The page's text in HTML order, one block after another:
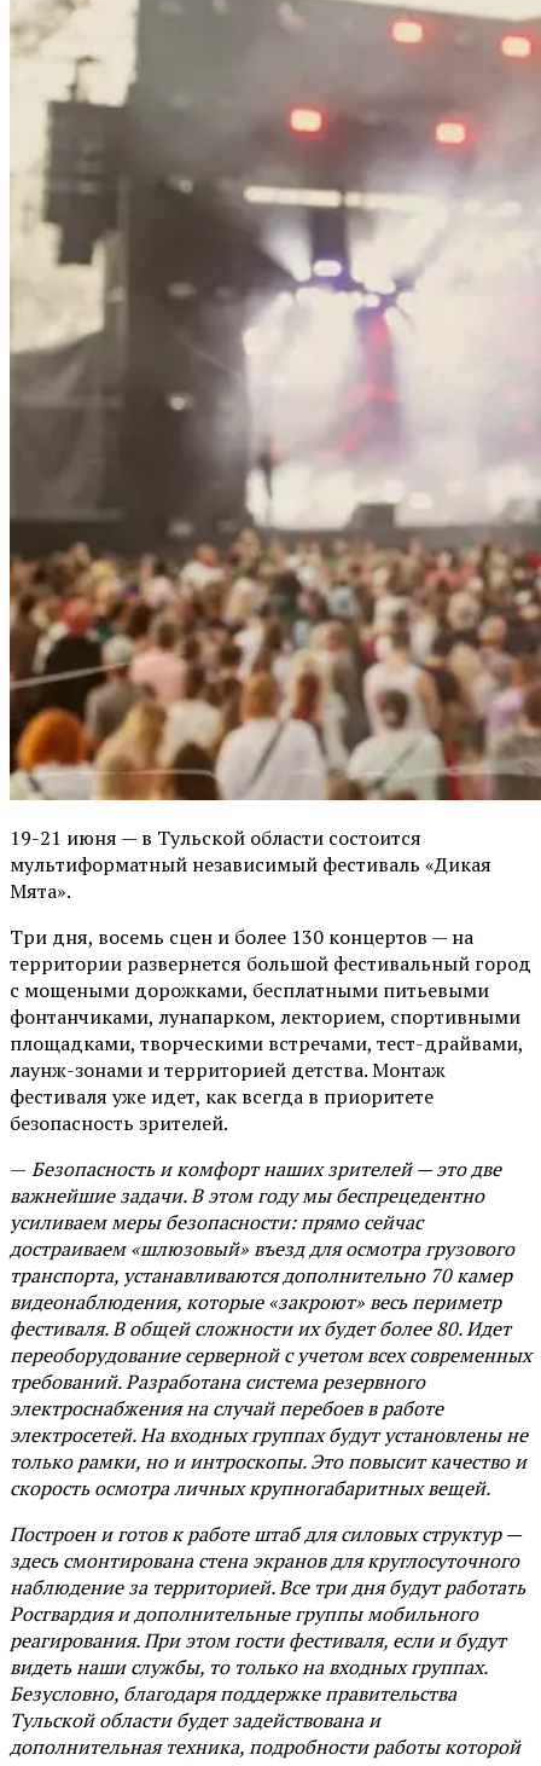
19-21 июня — в Тульской области состоится
мультиформатный независимый фестиваль «Дикая
Мята».
Три дня, восемь сцен и более 130 концертов — на
территории развернется большой фестивальный город
с мощеными дорожками, бесплатными питьевыми
фонтанчиками, лунапарком, лекторием, спортивными
площадками, творческими встречами, тест-драйвами,
лаунж-зонами и территорией детства. Монтаж
фестиваля уже идет, как всегда в приоритете
безопасность зрителей.
— Безопасность и комфорт наших зрителей — это две
важнейшие задачи. В этом году мы беспрецедентно
усиливаем меры безопасности: прямо сейчас
достраиваем «шлюзовый» въезд для осмотра грузового
транспорта, устанавливаются дополнительно 70 камер
видеонаблюдения, которые «закроют» весь периметр
фестиваля. В общей сложности их будет более 80. Идет
переоборудование серверной с учетом всех современных
требований. Разработана система резервного
электроснабжения на случай перебоев в работе
электросетей. На входных группах будут установлены не
только рамки, но и интроскопы. Это повысит качество и
скорость осмотра личных крупногабаритных вещей.
Построен и готов к работе штаб для силовых структур —
здесь смонтирована стена экранов для круглосуточного
наблюдение за территорией. Все три дня будут работать
Росгвардия и дополнительные группы мобильного
реагирования. При этом гости фестиваля, если и будут
видеть наши службы, то только на входных группах.
Безусловно, благодаря поддержке правительства
Тульской области будет задействована и
дополнительная техника, подробности работы которой